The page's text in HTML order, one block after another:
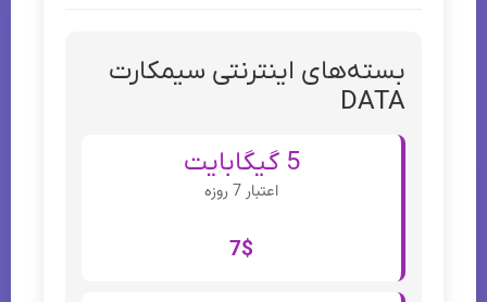
بسته‌های اینترنتی سیمکارت
DATA
5 گیگابایت
اعتبار 7 روزه
7$